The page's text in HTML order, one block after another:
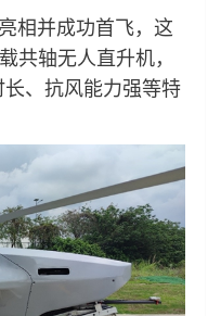
相并成功首飞，这
共轴无人直升机，
、抗风能力强等特